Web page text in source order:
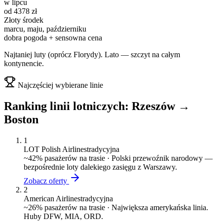
w lipcu
od 4378 zł
Złoty środek
marcu, maju, październiku
dobra pogoda + sensowna cena
Najtaniej luty (oprócz Florydy). Lato — szczyt na całym
kontynencie.
Najczęściej wybierane linie
Ranking linii lotniczych: Rzeszów→
Boston
1
LOT Polish Airlinestradycyjna
~42% pasażerów na trasie · Polski przewoźnik narodowy —
bezpośrednie loty dalekiego zasięgu z Warszawy.
Zobacz oferty
2
American Airlinestradycyjna
~26% pasażerów na trasie · Największa amerykańska linia.
Huby DFW, MIA, ORD.